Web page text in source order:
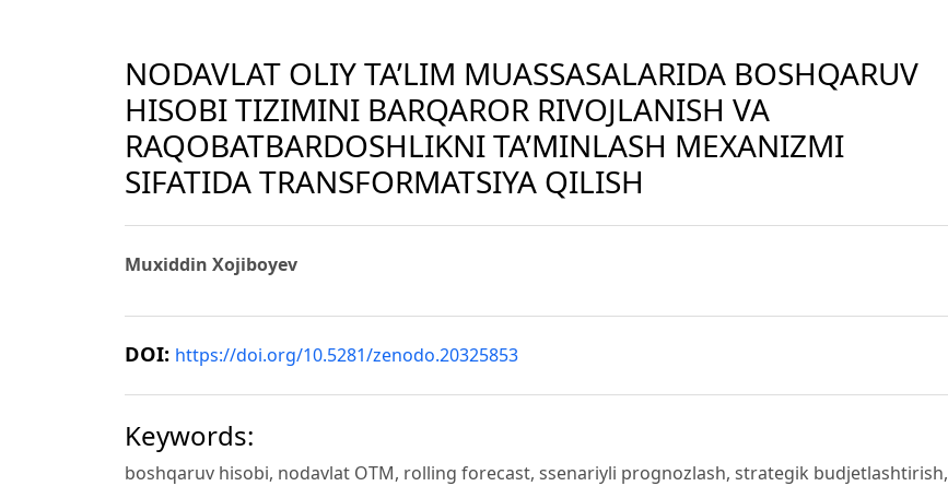
NODAVLAT OLIY TA’LIM MUASSASALARIDA BOSHQARUV
HISOBI TIZIMINI BARQAROR RIVOJLANISH VA
RAQOBATBARDOSHLIKNI TA’MINLASH MEXANIZMI
SIFATIDA TRANSFORMATSIYA QILISH
Muxiddin Xojiboyev
DOI: https://doi.org/10.5281/zenodo.20325853
Keywords:
boshqaruv hisobi, nodavlat OTM, rolling forecast, ssenariyli prognozlash, strategik budjetlashtirish,